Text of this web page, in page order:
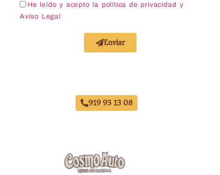
He leído y acepto la política de privacidad
y
Aviso Legal
Enviar
919 93 13 08